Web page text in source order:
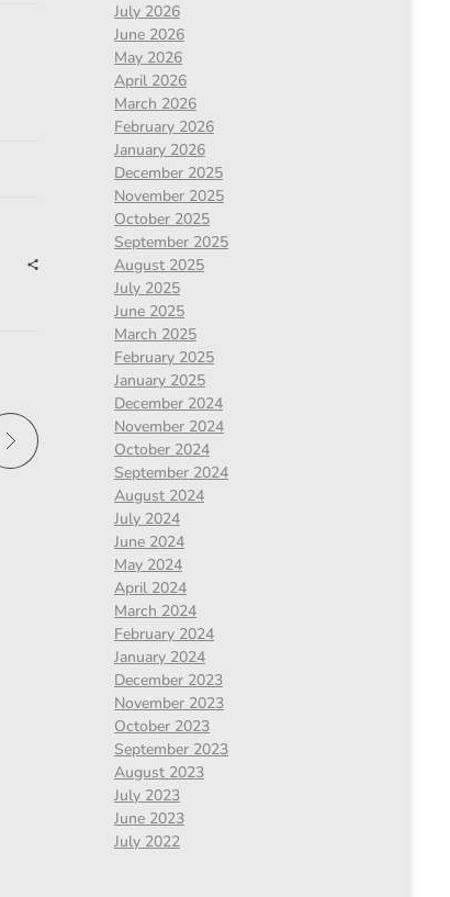
July 2026
June 2026
May 2026
April 2026
March 2026
February 2026
January 2026
December 2025
November 2025
October 2025
September 2025
August 2025
July 2025
June 2025
March 2025
February 2025
January 2025
December 2024
November 2024
October 2024
September 2024
August 2024
July 2024
June 2024
May 2024
April 2024
March 2024
February 2024
January 2024
December 2023
November 2023
October 2023
September 2023
August 2023
July 2023
June 2023
July 2022